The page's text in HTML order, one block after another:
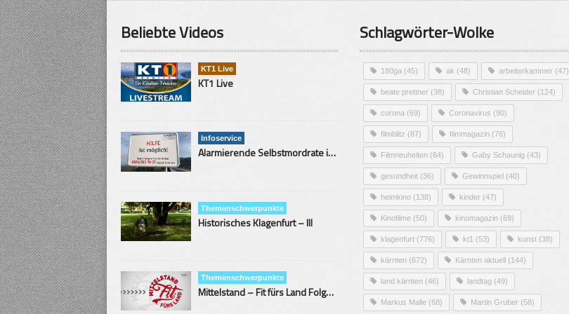
Beliebte Videos
KT1 Live
KT1 Live
Infoservice
Alarmierende Selbstmordrate in Kärnten
Themenschwerpunkte
Historisches Klagenfurt – III
Themenschwerpunkte
Mittelstand – Fit fürs Land Folge 9- Konditor
Schlagwörter-Wolke
180ga (45) ak (48) arbeiterkammer (47)
beate prettner (38) Christian Scheider (124)
corona (69) Coronavirus (90)
filmblitz (87) filmmagazin (76)
Filmneuheiten (64) Gaby Schaunig (43)
gesundheit (36) Gewinnspiel (40)
heimkino (138) kinder (47)
Kinofilme (50) kinomagazin (69)
klagenfurt (776) kt1 (53) kunst (38)
kärnten (672) Kärnten aktuell (144)
land kärnten (46) landtag (49)
Markus Malle (68) Martin Gruber (58)